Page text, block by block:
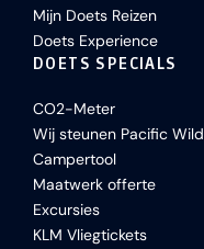
Mijn Doets Reizen
Doets Experience
DOETS SPECIALS
CO2-Meter
Wij steunen Pacific Wild
Campertool
Maatwerk offerte
Excursies
KLM Vliegtickets